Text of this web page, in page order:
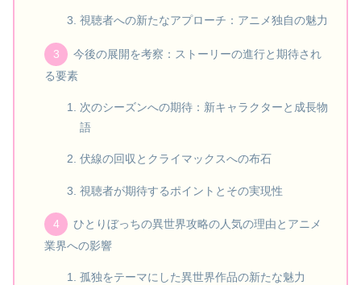
視聴者への新たなアプローチ：アニメ独自の魅力
今後の展開を考察：ストーリーの進行と期待され
る要素
次のシーズンへの期待：新キャラクターと成長物
語
伏線の回収とクライマックスへの布石
視聴者が期待するポイントとその実現性
ひとりぼっちの異世界攻略の人気の理由とアニメ
業界への影響
孤独をテーマにした異世界作品の新たな魅力